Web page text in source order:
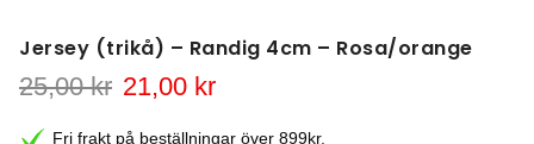
Jersey (trikå) – Randig 4cm – Rosa/orange
25,00kr Det
priset
21,00 krDet
priset
Fri frakt på beställningar över 899kr.